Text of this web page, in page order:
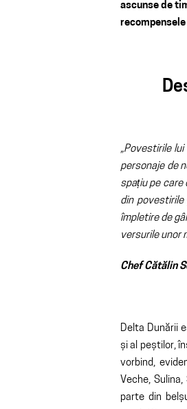
ascunse de
„Povestirile
personaje de
spațiu pe care
din
împletire de
versurile unor
Chef Cătălin
Delta Dunării
și al peștilor,
vorbind,
Veche,
parte din